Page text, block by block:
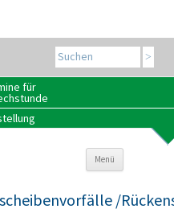
Search for:
für
Menü Zum Inhalt
/